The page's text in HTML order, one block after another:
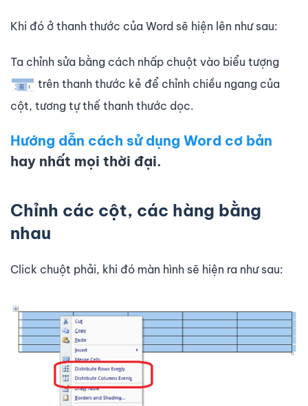
Khi đó ở thanh thước của Word sẽ hiện lên như sau:
Ta chỉnh sửa bằng cách nhấp chuột vào biểu tượng
trên thanh thước kẻ để chỉnh chiều ngang của
cột, tương tự thế thanh thước dọc.
Hướng dẫn cách sử dụng Word cơ bản
hay nhất mọi thời đại.
Chỉnh các cột, các hàng bằng
nhau
Click chuột phải, khi đó màn hình sẽ hiện ra như sau: